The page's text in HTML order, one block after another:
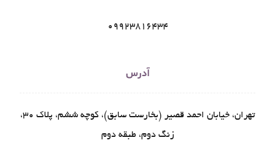
09923816434
آدرس
تهران، خیابان احمد قصیر (بخارست سابق)، کوچه ششم، پلاک ۳۰،
زنگ دوم، طبقه دوم